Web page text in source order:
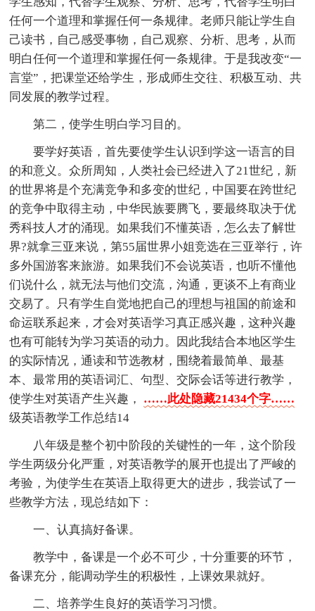
任何一个道理和掌握任何一条规律。老师只能让学生自
己读书，自己感受事物，自己观察、分析、思考，从而
明白任何一个道理和掌握任何一条规律。于是我改变“一
言堂”，把课堂还给学生，形成师生交往、积极互动、共
同发展的教学过程。
第二，使学生明白学习目的。
要学好英语，首先要使学生认识到学这一语言的目
的和意义。众所周知，人类社会已经进入了21世纪，新
的世界将是个充满竞争和多变的世纪，中国要在跨世纪
的竞争中取得主动，中华民族要腾飞，要最终取决于优
秀科技人才的涌现。如果我们不懂英语，怎么去了解世
界?就拿三亚来说，第55届世界小姐竞选在三亚举行，许
多外国游客来旅游。如果我们不会说英语，也听不懂他
们说什么，就无法与他们交流，沟通，更谈不上有商业
交易了。只有学生自觉地把自己的理想与祖国的前途和
命运联系起来，才会对英语学习真正感兴趣，这种兴趣
也有可能转为学习英语的动力。因此我结合本地区学生
的实际情况，通读和节选教材，围绕着最简单、最基
本、最常用的英语词汇、句型、交际会话等进行教学，
使学生对英语产生兴趣， ……此处隐藏21434个字……
级英语教学工作总结14
八年级是整个初中阶段的关键性的一年，这个阶段
学生两级分化严重，对英语教学的展开也提出了严峻的
考验，为使学生在英语上取得更大的进步，我尝试了一
些教学方法，现总结如下：
一、认真搞好备课。
教学中，备课是一个必不可少，十分重要的环节，
备课充分，能调动学生的积极性，上课效果就好。
二、培养学生良好的英语学习习惯。